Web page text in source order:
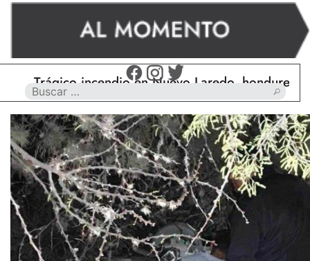
Trágico incendio en Nuevo Laredo, hondureño